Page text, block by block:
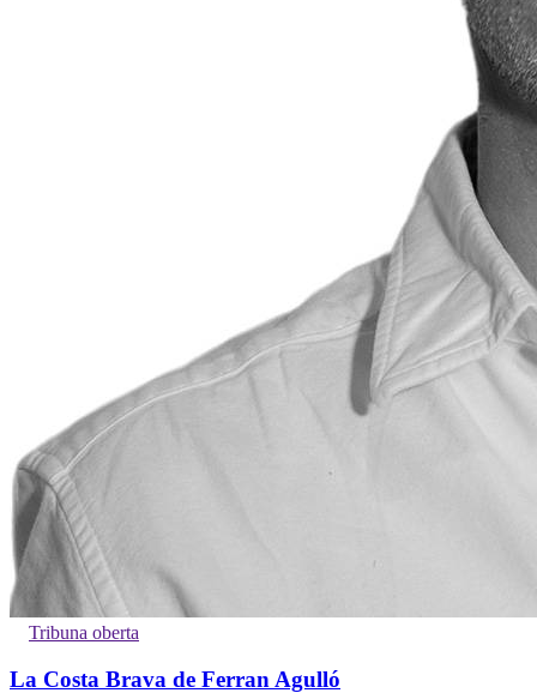
Tribuna oberta
La Costa Brava de Ferran Agulló